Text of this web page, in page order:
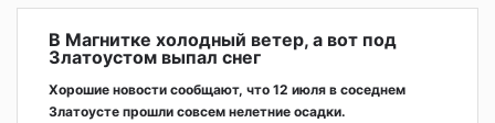
В Магнитке холодный ветер, а вот под
Златоустом выпал снег
Хорошие новости сообщают, что 12 июля в соседнем
Златоусте прошли совсем нелетние осадки.